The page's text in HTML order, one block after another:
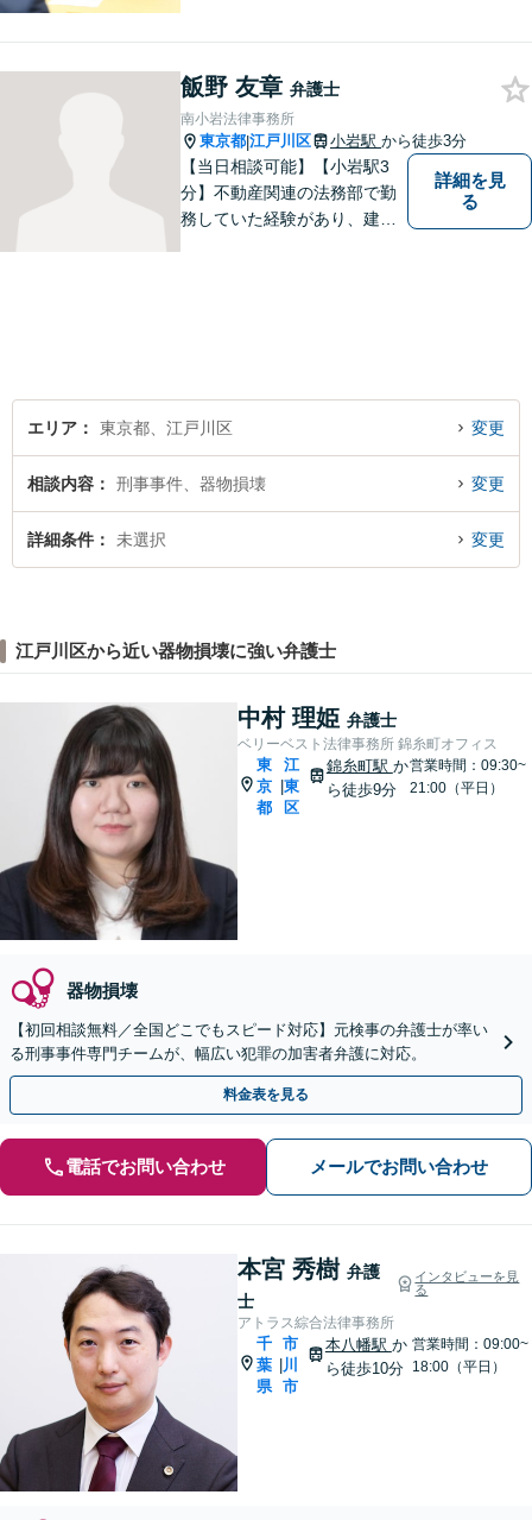
でお困りの方は、お一人で抱
え込むことなく、お気軽にご
相談ください。
飯野 友章 弁護士
南小岩法律事務所
東京都|江戸川区 小岩駅 から徒歩3分
【当日相談可能】【小岩駅3
分】不動産関連の法務部で勤
務していた経験があり、建築
さい。
詳細を見
る
エリア 東京都、江戸川区 変更
相談内容 刑事事件、器物損壊 変更
詳細条件 未選択 変更
江戸川区から近い器物損壊に強い弁護士
中村 理姫 弁護士
ベリーベスト法律事務所 錦糸町オフィス
東
京
都
江
東
区
錦糸町駅 か
ら徒歩9分
営業時間：09:30~
21:00（平日）
器物損壊
【初回相談無料／全国どこでもスピード対応】元検事の弁護士が率い
る刑事事件専門チームが、幅広い犯罪の加害者弁護に対応。
料金表を見る
電話でお問い合わせ メールでお問い合わせ
本宮 秀樹 弁護
士
インタビューを見
る
アトラス綜合法律事務所
千
葉
県
市
川
市
本八幡駅 か
ら徒歩10分
営業時間：09:00~
18:00（平日）